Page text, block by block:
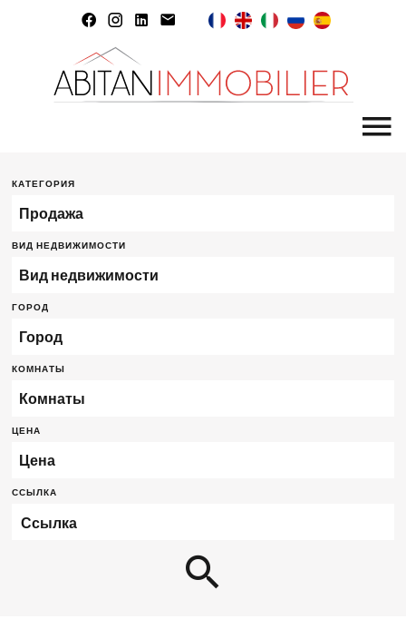
КАТЕГОРИЯ
Продажа
ВИД НЕДВИЖИМОСТИ
Вид недвижимости
ГОРОД
Город
КОМНАТЫ
Комнаты
ЦЕНА
Цена
ССЫЛКА